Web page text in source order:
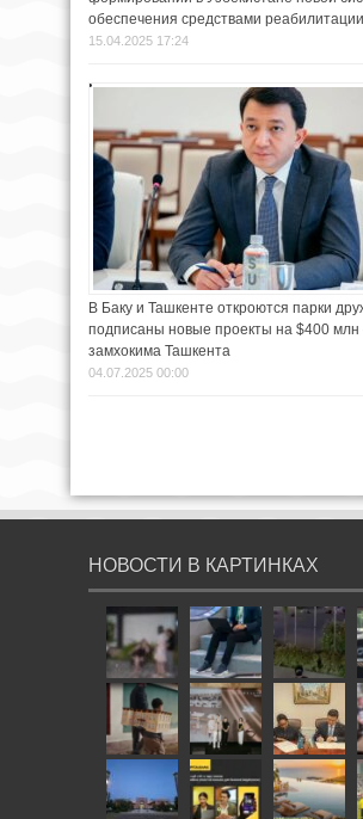
обеспечения средствами реабилитации
15.04.2025 17:24
В Баку и Ташкенте откроются парки
подписаны новые проекты на $400
замхокима Ташкента
04.07.2025 00:00
НОВОСТИ В КАРТИНКАХ